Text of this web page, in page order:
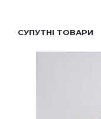
СУПУТНІ ТОВАРИ